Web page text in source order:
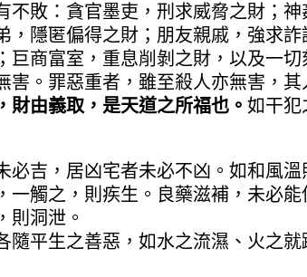
敗：貪官墨吏，刑求威脅之財；神
，隱匿偏得之財；朋友親戚，強求
巨商富室，重息削剝之財，以及一
害。罪惡重者，雖至殺人亦無害，其
財由義取，是天道之所福也。 如干犯
吉，居凶宅者未必不凶。如和風溫
一觸之，則疾生。良藥滋補，未必
則洞泄。
隨平生之善惡，如水之流濕、火之